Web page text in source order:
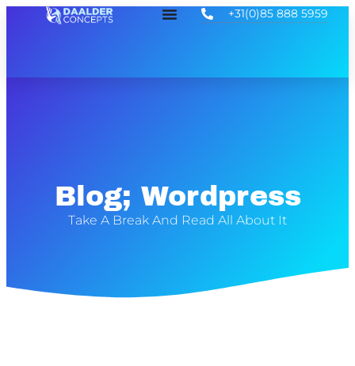
+31(0)85 888 5959
Blog; Wordpress
Take A Break And Read All About It